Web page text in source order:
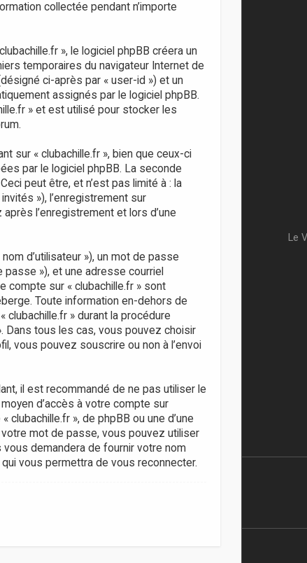
collectée pendant n’importe
», le logiciel phpBB créera un
temporaires du navigateur Internet de
ci-après par « user-id ») et un
assignés par le logiciel phpBB.
» et est utilisé pour stocker les
sur « clubachille.fr », bien que ceux-ci
par le logiciel phpBB. La seconde
peut être, et n’est pas limité à : la
»), l’enregistrement sur
l’enregistrement et lors d’une
d’utilisateur »), un mot de passe
»), et une adresse courriel
compte sur « clubachille.fr » sont
Toute information en-dehors de
» durant la procédure
Dans tous les cas, vous pouvez choisir
vous pouvez souscrire ou non à l’envoi
il est recommandé de ne pas utiliser le
d’accès à votre compte sur
», de phpBB ou une d’une
mot de passe, vous pouvez utiliser
vous demandera de fournir votre nom
vous permettra de vous reconnecter.
Le